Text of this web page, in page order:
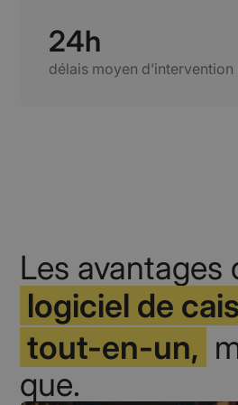
24h
délais moyen d’intervention
Les avantages
logiciel de
tout-en-un,
que.